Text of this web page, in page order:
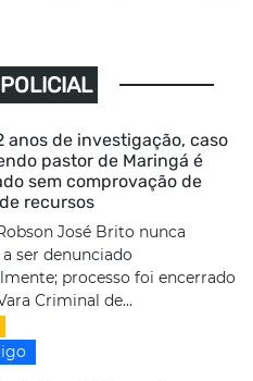
anos de investigação, caso
pastor de Maringá é
sem comprovação de
recursos
José Brito nunca
ser denunciado
processo foi encerrado
Criminal de...